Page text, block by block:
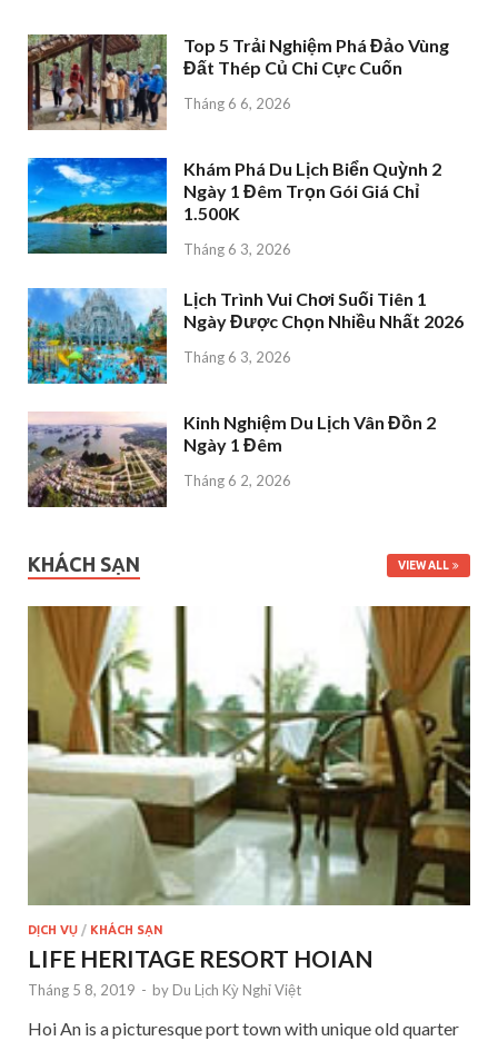
Top 5 Trải Nghiệm Phá Đảo Vùng
Đất Thép Củ Chi Cực Cuốn
Tháng 6 6, 2026
Khám Phá Du Lịch Biển Quỳnh 2
Ngày 1 Đêm Trọn Gói Giá Chỉ
1.500K
Tháng 6 3, 2026
Lịch Trình Vui Chơi Suối Tiên 1
Ngày Được Chọn Nhiều Nhất 2026
Tháng 6 3, 2026
Kinh Nghiệm Du Lịch Vân Đồn 2
Ngày 1 Đêm
Tháng 6 2, 2026
KHÁCH SẠN VIEW ALL
DỊCH VỤ / KHÁCH SẠN
LIFE HERITAGE RESORT HOIAN
Tháng 5 8, 2019 - by Du Lịch Kỳ Nghỉ Việt
Hoi An is a picturesque port town with unique old quarter